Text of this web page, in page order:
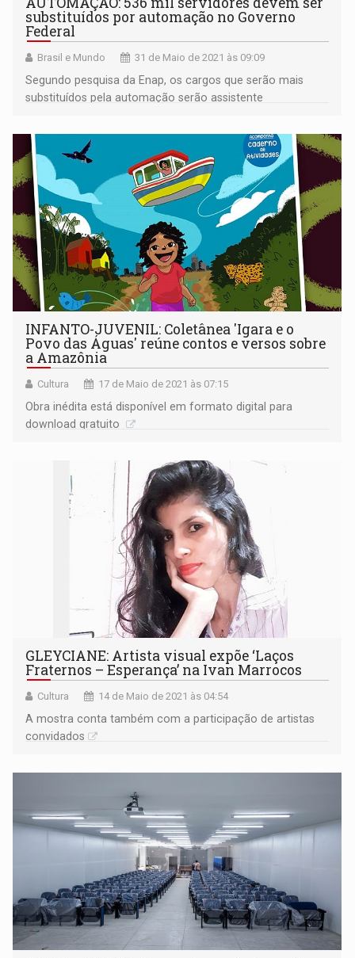
substituídos por automação no Governo
Federal
Brasil e Mundo 31 de Maio de 2021 às 09:09
Segundo pesquisa da Enap, os cargos que serão mais
substituídos pela automação serão assistente
INFANTO-JUVENIL: Coletânea 'Igara e o
Povo das Águas' reúne contos e versos sobre
a Amazônia
Cultura 17 de Maio de 2021 às 07:15
Obra inédita está disponível em formato digital para
download gratuito
GLEYCIANE: Artista visual expõe ‘Laços
Fraternos – Esperança’ na Ivan Marrocos
Cultura 14 de Maio de 2021 às 04:54
A mostra conta também com a participação de artistas
convidados